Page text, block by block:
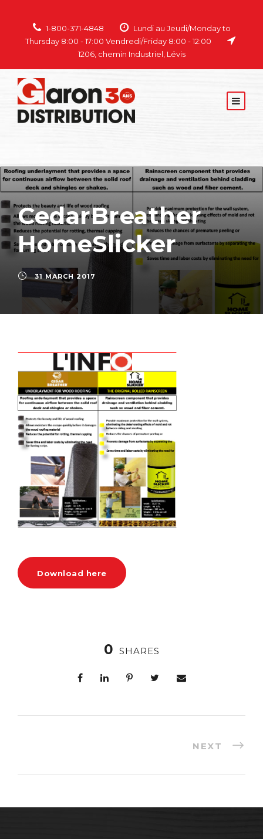
1-800-371-4848
Lundi au Jeudi/Monday to
Thursday 8:00 - 17:00 Vendredi/Friday 8:00 - 12:00
1206, chemin Industriel, Lévis
CedarBreather
HomeSlicker
31 MARCH 2017
Download here
0 SHARES
NEXT